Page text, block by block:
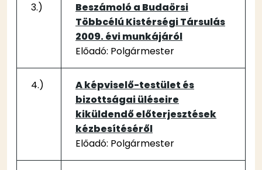
3.)
Beszámoló a Budaörsi
Többcélú Kistérségi Társulás
2009. évi munkájáról
Előadó: Polgármester
4.)
A képviselő-testület és
bizottságai üléseire
kiküldendő előterjesztések
kézbesítéséről
Előadó: Polgármester